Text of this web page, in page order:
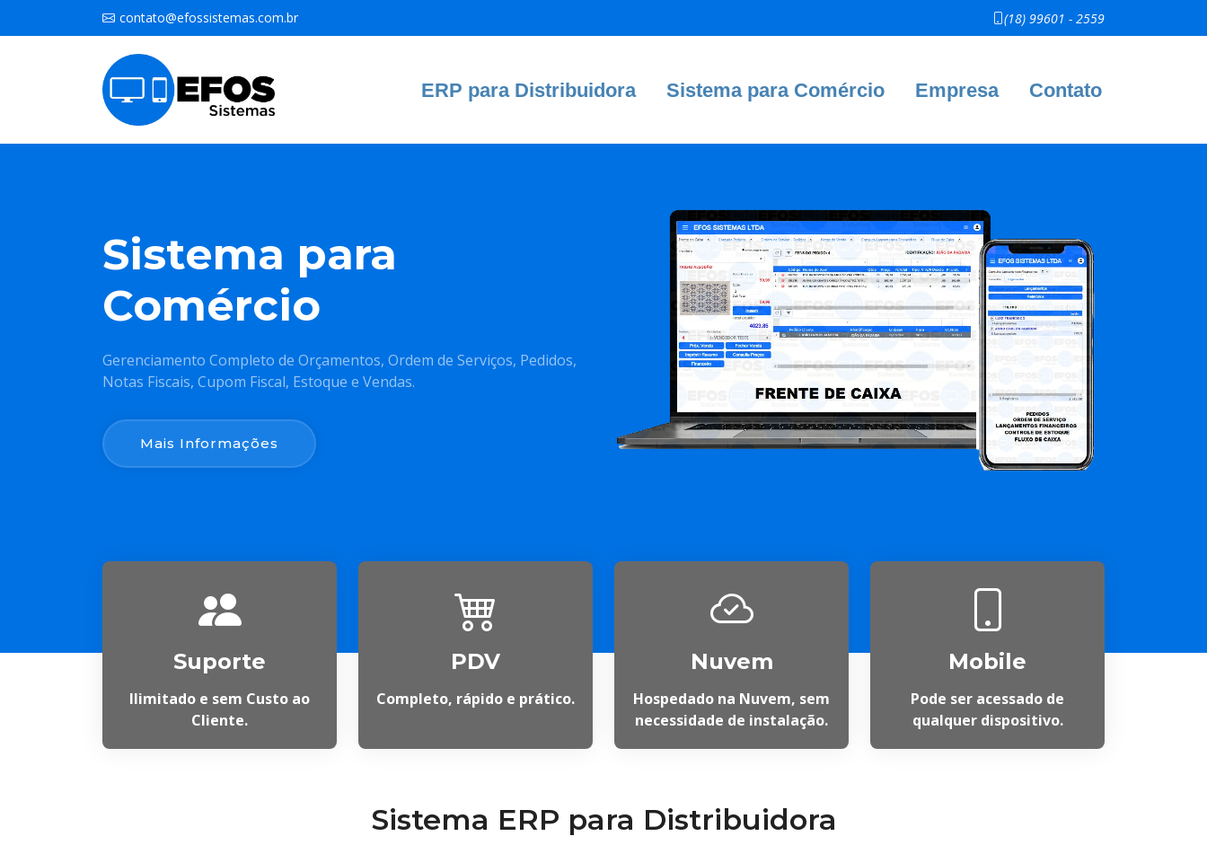
contato@efossistemas.com.br (18) 99601 - 2559
ERP para Distribuidora Sistema para Comércio Empresa Contato
Sistema para
Comércio
Gerenciamento Completo de Orçamentos, Ordem de Serviços, Pedidos,
Notas Fiscais, Cupom Fiscal, Estoque e Vendas.
Mais Informações
Suporte
Ilimitado e sem Custo ao
Cliente.
PDV
Completo, rápido e prático.
Nuvem
Hospedado na Nuvem, sem
necessidade de instalação.
Mobile
Pode ser acessado de
qualquer dispositivo.
Sistema ERP para Distribuidora